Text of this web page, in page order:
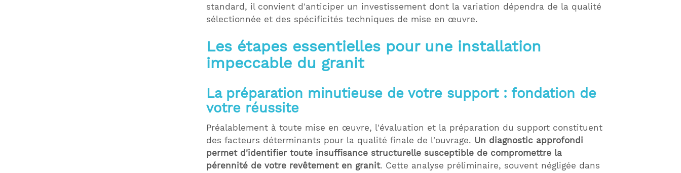
standard, il convient d'anticiper un investissement dont la variation dépendra de la qualité
sélectionnée et des spécificités techniques de mise en œuvre.
Les étapes essentielles pour une installation
impeccable du granit
La préparation minutieuse de votre support : fondation de
votre réussite
Préalablement à toute mise en œuvre, l'évaluation et la préparation du support constituent
des facteurs déterminants pour la qualité finale de l'ouvrage. Un diagnostic approfondi
permet d'identifier toute insuffisance structurelle susceptible de compromettre la
pérennité de votre revêtement en granit. Cette analyse préliminaire, souvent négligée dans